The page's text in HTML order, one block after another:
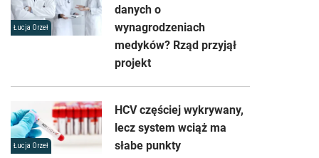
Łucja Orzeł
danych o
wynagrodzeniach
medyków? Rząd przyjął
projekt
Łucja Orzeł
HCV częściej wykrywany,
lecz system wciąż ma
słabe punkty